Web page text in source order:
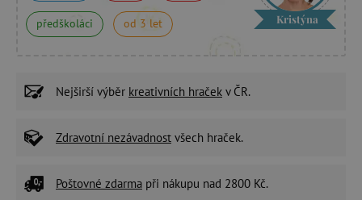
předškoláci od 3 let Kristýna
Nejširší výběr kreativních hraček v ČR.
Zdravotní nezávadnost všech hraček.
Poštovné zdarma při nákupu nad 2800 Kč.